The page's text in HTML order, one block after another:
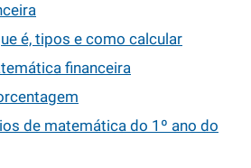
é, tipos e como calcular
financeira
de matemática do 1º ano do